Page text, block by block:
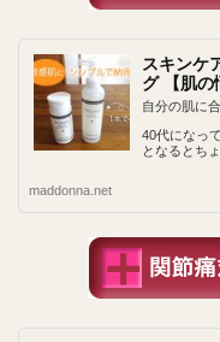
スキンケ
グ 【肌の
自分の肌に
40代になっ
となるとち
maddonna.net